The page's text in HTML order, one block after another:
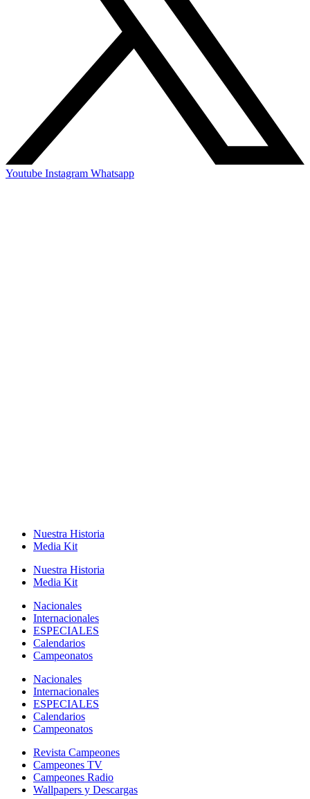
Youtube Instagram Whatsapp
Nuestra Historia
Media Kit
Nuestra Historia
Media Kit
Nacionales
Internacionales
ESPECIALES
Calendarios
Campeonatos
Nacionales
Internacionales
ESPECIALES
Calendarios
Campeonatos
Revista Campeones
Campeones TV
Campeones Radio
Wallpapers y Descargas